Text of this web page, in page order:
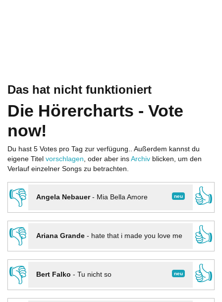
Das hat nicht funktioniert
Die Hörercharts - Vote
now!
Du hast 5 Votes pro Tag zur verfügung.. Außerdem kannst du
eigene Titel vorschlagen, oder aber ins Archiv blicken, um den
Verlauf einzelner Songs zu betrachten.
👎 neu
Angela Nebauer- Mia Bella Amore
👍
👎
Ariana Grande- hate that i made you love me
👍
👎
neu
Bert Falko - Tu nicht so
👍